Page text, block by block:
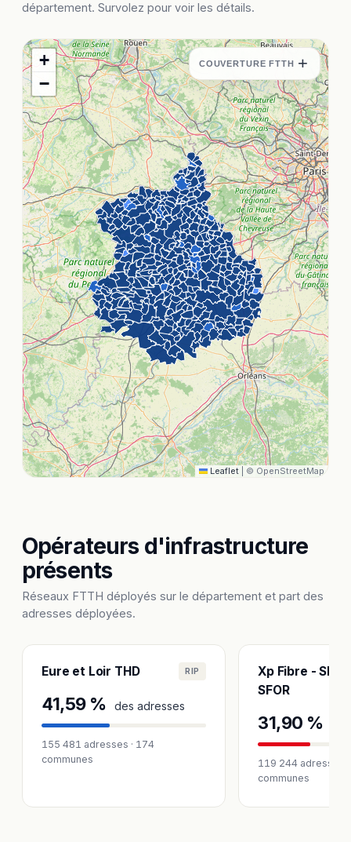
département. Survolez pour voir les détails.
+
−
COUVERTURE FTTH +
Leaflet © OpenStreetMap
Opérateurs d'infrastructure
présents
Réseaux FTTH déployés sur le département et part des
adresses déployées.
Eure et Loir THD RIP
41,59 % des adresses
155 481 adresses · 174
communes
Xp Fibre -
SFOR
31,90 %
119 244 adresses
communes